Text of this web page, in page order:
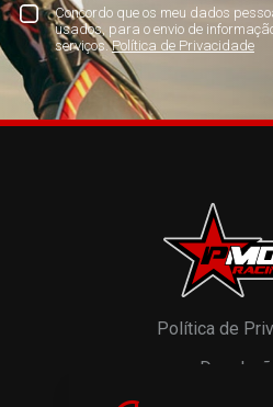
Concordo que os meu dados
usados, para o envio de
serviços.Política de Privacidade
Política de